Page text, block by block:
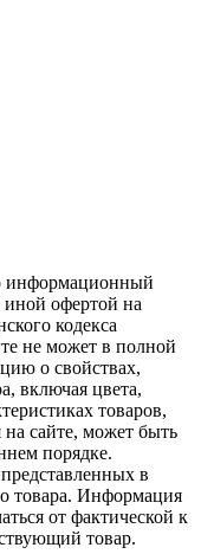
информационный
иной офертой на
кодекса
не может в полной
о свойствах,
включая цвета,
товаров,
сайте, может быть
порядке.
в
товара. Информация
от фактической к
товар.